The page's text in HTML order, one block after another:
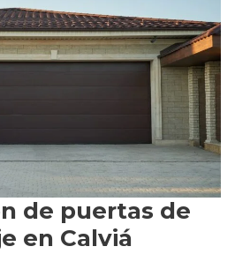
de puertas de
en Calviá